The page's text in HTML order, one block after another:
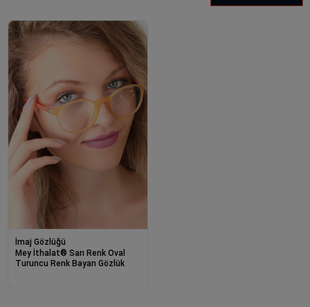
İmaj Gözlüğü
Mey İthalat® Sarı Renk Oval
Turuncu Renk Bayan Gözlük